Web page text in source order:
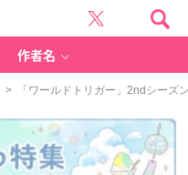
作者名
> 「ワールドトリガー」2ndシーズ